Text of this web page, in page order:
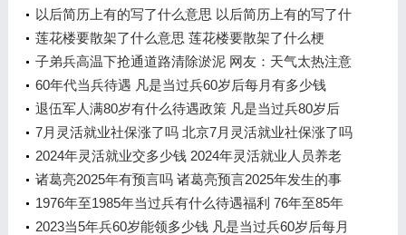
以后简历上有的写了什么意思 以后简历上有的写了什
么情况
莲花楼要散架了什么意思 莲花楼要散架了什么梗
子弟兵高温下抢通道路清除淤泥 网友：天气太热注意
防暑也注意安全
60年代当兵待遇 凡是当过兵60岁后每月有多少钱
退伍军人满80岁有什么待遇政策 凡是当过兵80岁后
每月有多少钱
7月灵活就业社保涨了吗 北京7月灵活就业社保涨了吗
2024年灵活就业交多少钱 2024年灵活就业人员养老
金政策是什么
诸葛亮2025年有预言吗 诸葛亮预言2025年发生的事
是什么
1976年至1985年当过兵有什么待遇福利 76年至85年
当过兵有什么待遇
2023当5年兵60岁能领多少钱 凡是当过兵60岁后每月